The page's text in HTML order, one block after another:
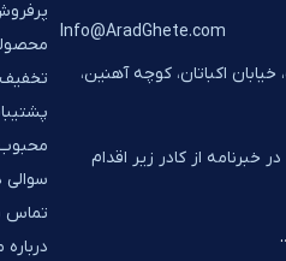
Info@AradGhete.com
خیابان اکباتان، کوچه آهنین،
از کادر زیر اقدام
سوالی
تماس
درباره